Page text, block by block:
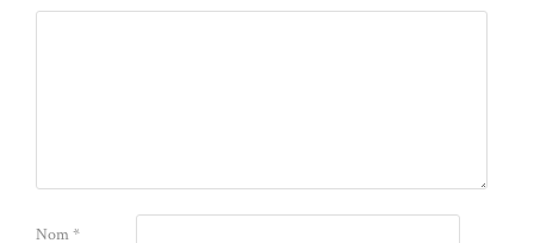
Nom*